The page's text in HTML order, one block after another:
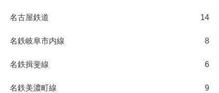
名古屋鉄道 14
名鉄岐阜市内線 8
名鉄揖斐線 6
名鉄美濃町線 9